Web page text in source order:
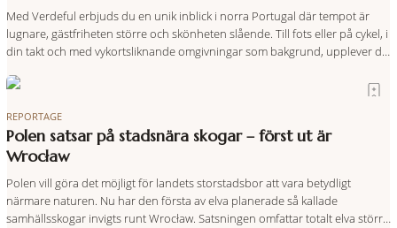
Med Verdeful erbjuds du en unik inblick i norra Portugal där tempot är
lugnare, gästfriheten större och skönheten slående. Till fots eller på cykel, i
din takt och med vykortsliknande omgivningar som bakgrund, upplever du
och sagolika landskap – detta är slow travel när det
REPORTAGE
Polen satsar på stadsnära skogar – först ut är
Wrocław
Polen vill göra det möjligt för landets storstadsbor att vara betydligt
närmare naturen. Nu har den första av elva planerade så kallade
samhällsskogar invigts runt Wrocław. Satsningen omfattar totalt elva större